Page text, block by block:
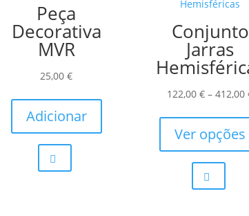
Peça
Decorativa
MVR
25,00€
Adicionar
Conjunto
Jarras
122,00€ – 412,00
Ver opções